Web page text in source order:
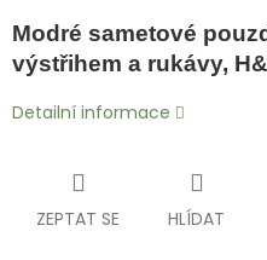
Modré sametové
výstřihem a rukávy,
Detailní informace
ZEPTAT SE HLÍDAT